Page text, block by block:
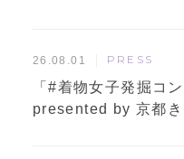
26.08.01 PRESS
「#着物女子発掘コ
presented by 京都